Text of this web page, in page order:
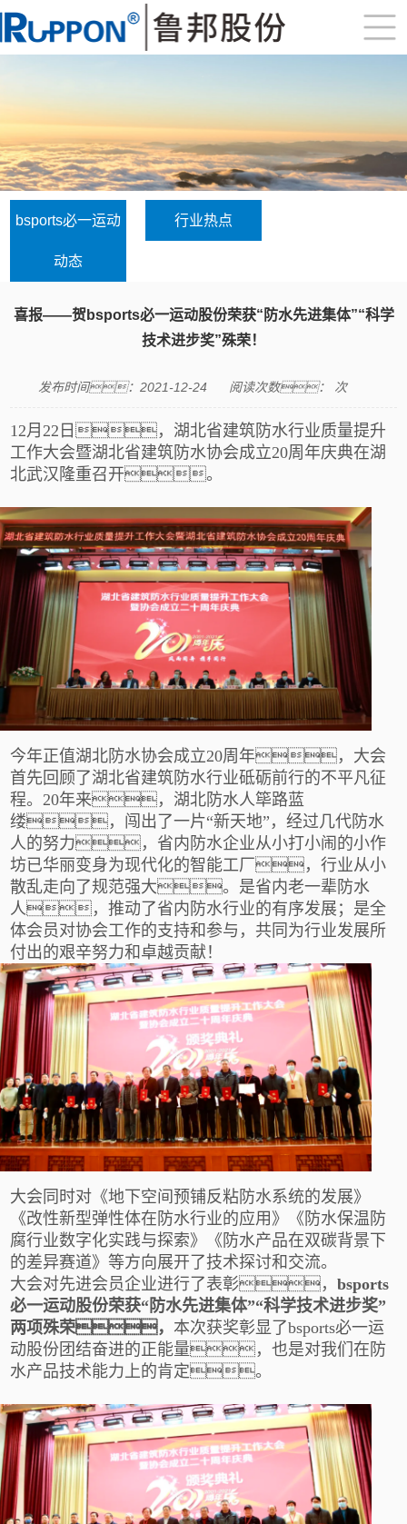
bsports必一运动
动态
行业热点
喜报——贺bsports必一运动股份荣获“防水先进集体”“科学
技术进步奖”殊荣！
发布时间：2021-12-24 阅读次数： 次
12月22日，湖北省建筑防水行业质量提升
工作大会暨湖北省建筑防水协会成立20周年庆典在湖
北武汉隆重召开。
今年正值湖北防水协会成立20周年， 大会
首先回顾了湖北省建筑防水行业砥砺前行的不平凡征
程。20年来，湖北防水人筚路蓝
缕，闯出了一片“新天地”，经过几代防水
人的努力，省内防水企业从小打小闹的小作
坊已华丽变身为现代化的智能工厂，行业从小
散乱走向了规范强大。是省内老一辈防水
人，推动了省内防水行业的有序发展；是全
体会员对协会工作的支持和参与，共同为行业发展所
付出的艰辛努力和卓越贡献！
大会同时对《地下空间预铺反粘防水系统的发展》
《改性新型弹性体在防水行业的应用》《防水保温防
腐行业数字化实践与探索》《防水产品在双碳背景下
的差异赛道》等方向展开了技术探讨和交流。
大会对先进会员企业进行了表彰，bsports
必一运动股份荣获“防水先进集体”“科学技术进步奖”
两项殊荣， 本次获奖彰显了bsports必一运
动股份团结奋进的正能量，也是对我们在防
水产品技术能力上的肯定。